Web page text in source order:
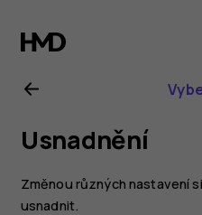
příručka
k telefonu
Nokia 6
Usnadnění
Změnou různých nastavení
usnadnit.